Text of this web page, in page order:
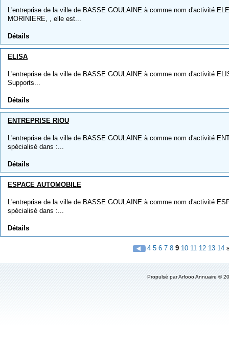
L'entreprise de la ville de BASSE GOULAINE à comme nom d'activité
MORINIERE, , elle est...
Détails
ELISA
L'entreprise de la ville de BASSE GOULAINE à comme nom d'activité
Supports...
Détails
ENTREPRISE RIOU
L'entreprise de la ville de BASSE GOULAINE à comme nom d'activité
spécialisé dans :...
Détails
ESPACE AUTOMOBILE
L'entreprise de la ville de BASSE GOULAINE à comme nom d'activité
spécialisé dans :...
Détails
4 5 6 7 8 9 10 11 12 13 14
Propulsé parArfooo Annuaire ©